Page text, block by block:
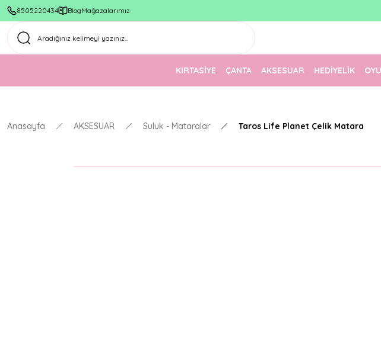
8505220434 BlogMağazalarımız
1500 TL
KIRTASİYE ÇANTA AKSESUAR HEDİYELİK
Anasayfa AKSESUAR Suluk - Mataralar Taros Life Planet Çelik Matara